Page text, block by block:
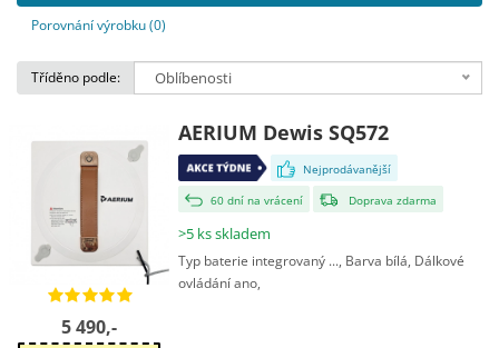
Porovnání výrobku (0)
Tříděno podle: Oblíbenosti
5 490,-
AERIUM Dewis SQ572
Nejprodávanější
60 dní na vrácení
Doprava zdarma
>5 ks skladem
Typ baterie integrovaný ..., Barva bílá, Dálkové
ovládání ano,